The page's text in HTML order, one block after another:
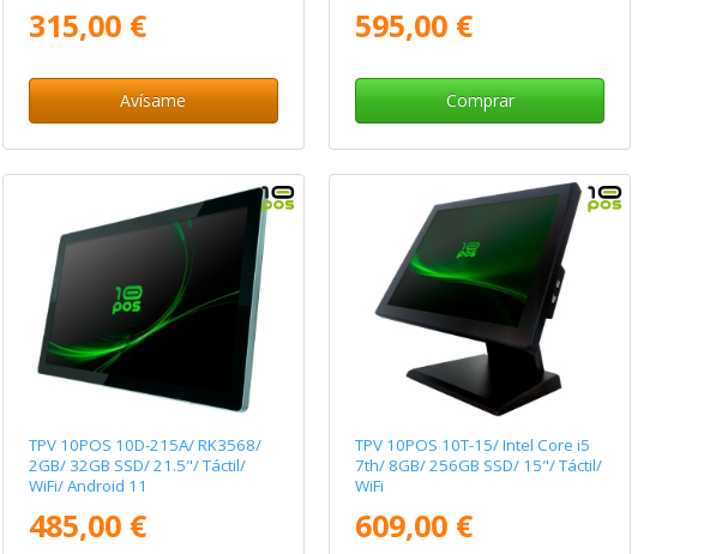
315,00 €
Avísame
595,00 €
Comprar
TPV 10POS 10D-215A/ RK3568/
2GB/ 32GB SSD/ 21.5"/ Táctil/
WiFi/ Android 11
485,00 €
TPV 10POS 10T-15/ Intel Core i5
7th/ 8GB/ 256GB SSD/ 15"/ Táctil/
WiFi
609,00 €